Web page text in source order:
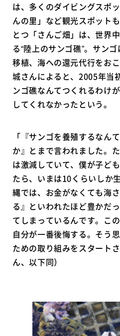
は、多くのダイビングスポ
んの里」など観光スポット
とつ「さんご畑」は、世界
る“陸上のサンゴ礁”。サン
移植、海への還元代行をお
城さんによると、2005年当
ンゴ礁なんてつくれるわけ
してくれなかったという。
「『サンゴを養殖するなん
か』とまで言われました。
は激減していて、僕が子ど
たら、いまは10くらいしか
縄では、お金がなくても海
る』といわれたほど豊かだ
てしまっているんです。こ
自分が一番後悔する。そう
ための取り組みをスタート
ん、以下同）